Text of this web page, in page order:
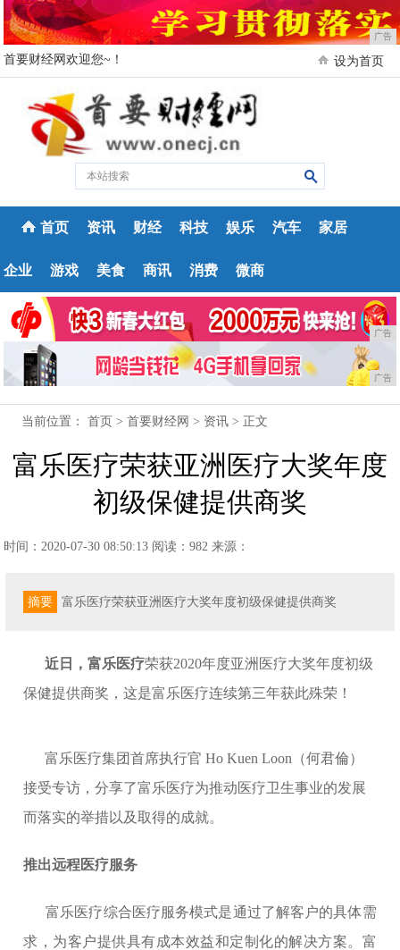
广告
首要财经网欢迎您~！ 设为首页
首页 资讯 财经 科技 娱乐 汽车 家居
企业 游戏 美食 商讯 消费 微商
广告
广告
当前位置：首页 >首要财经网 > 资讯 > 正文
富乐医疗荣获亚洲医疗大奖年度
初级保健提供商奖
时间：2020-07-30 08:50:13 阅读：982 来源：
摘要 富乐医疗荣获亚洲医疗大奖年度初级保健提供商奖
近日，富乐医疗荣获2020年度亚洲医疗大奖年度初级
保健提供商奖，这是富乐医疗连续第三年获此殊荣！
富乐医疗集团首席执行官 Ho Kuen Loon（何君倫）
接受专访，分享了富乐医疗为推动医疗卫生事业的发展
而落实的举措以及取得的成就。
推出远程医疗服务
富乐医疗综合医疗服务模式是通过了解客户的具体需
求，为客户提供具有成本效益和定制化的解决方案。富